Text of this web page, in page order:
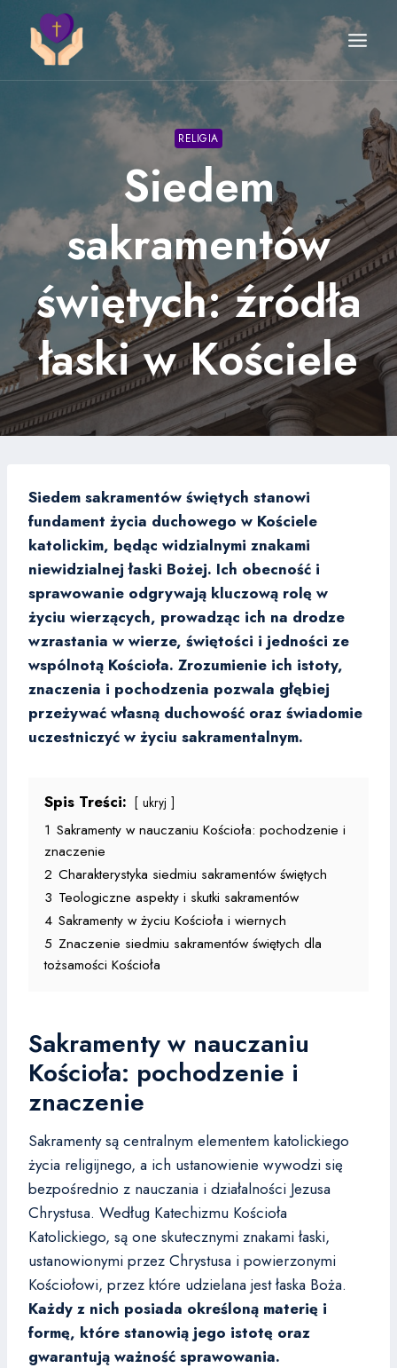
Przejdź
RELIGIA
Siedem
sakramentów
świętych: źródła
łaski w Kościele
Siedem sakramentów świętych stanowi
fundament życia duchowego w Kościele
katolickim, będąc widzialnymi znakami
niewidzialnej łaski Bożej. Ich obecność i
sprawowanie odgrywają kluczową rolę w
życiu wierzących, prowadząc ich na drodze
wzrastania w wierze, świętości i jedności ze
wspólnotą Kościoła. Zrozumienie ich istoty,
znaczenia i pochodzenia pozwala głębiej
przeżywać własną duchowość oraz świadomie
uczestniczyć w życiu sakramentalnym.
Spis Treści: ukryj
1 Sakramenty w nauczaniu Kościoła: pochodzenie i
znaczenie
2 Charakterystyka siedmiu sakramentów świętych
3 Teologiczne aspekty i skutki sakramentów
4 Sakramenty w życiu Kościoła i wiernych
5 Znaczenie siedmiu sakramentów świętych dla
tożsamości Kościoła
Sakramenty w nauczaniu
Kościoła: pochodzenie i
znaczenie
Sakramenty są centralnym elementem katolickiego
życia religijnego, a ich ustanowienie wywodzi się
bezpośrednio z nauczania i działalności Jezusa
Chrystusa. Według Katechizmu Kościoła
Katolickiego, są one skutecznymi znakami łaski,
ustanowionymi przez Chrystusa i powierzonymi
Kościołowi, przez które udzielana jest łaska Boża.
Każdy z nich posiada określoną materię i
formę, które stanowią jego istotę oraz
gwarantują ważność sprawowania.